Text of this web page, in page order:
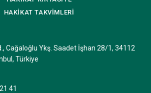
HAKİKATTAKVİMLERİ
Cağaloğlu Ykş. Saadet İşhan 28/1, 34112
Türkiye
41